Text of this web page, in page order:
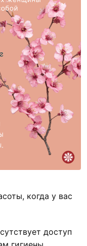
когда у вас
доступ